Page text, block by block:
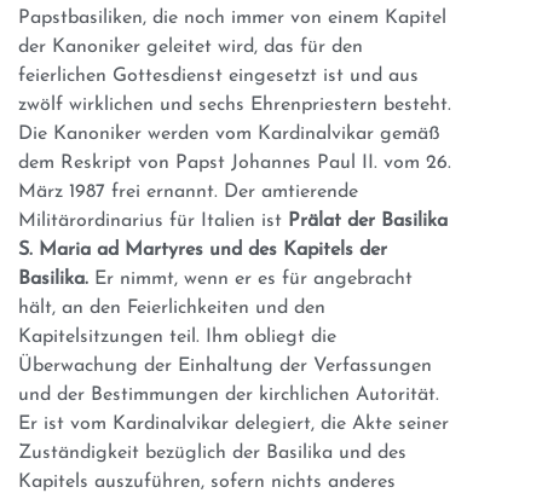
Papstbasiliken, die noch immer von einem Kapitel
der Kanoniker geleitet wird, das für den
feierlichen Gottesdienst eingesetzt ist und aus
zwölf wirklichen und sechs Ehrenpriestern besteht.
Die Kanoniker werden vom Kardinalvikar gemäß
dem Reskript von Papst Johannes Paul II. vom 26.
März 1987 frei ernannt. Der amtierende
Militärordinarius für Italien ist Prälat der Basilika
S. Maria ad Martyres und des Kapitels der
Basilika. Er nimmt, wenn er es für angebracht
hält, an den Feierlichkeiten und den
Kapitelsitzungen teil. Ihm obliegt die
Überwachung der Einhaltung der Verfassungen
und der Bestimmungen der kirchlichen Autorität.
Er ist vom Kardinalvikar delegiert, die Akte seiner
Zuständigkeit bezüglich der Basilika und des
Kapitels auszuführen, sofern nichts anderes